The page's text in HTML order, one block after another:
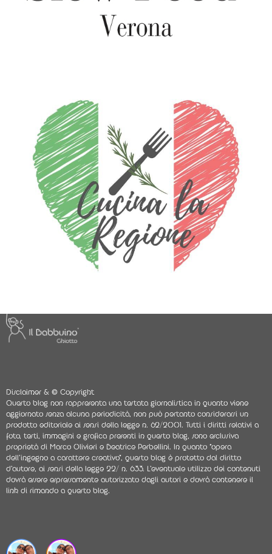
Disclaimer & © Copyright
Questo blog non rappresenta una testata giornalistica in quanto viene
aggiornato senza alcuna periodicità, non può pertanto considerarsi un
prodotto editoriale ai sensi della legge n. 62/2001. Tutti i diritti relativi a
foto, testi, immagini e grafica presenti in questo blog, sono esclusiva
proprietà di Marco Olivieri e Beatrice Perbellini. In quanto “opera
dell’ingegno a carattere creativo”, questo blog è protetto dal diritto
d’autore, ai sensi della legge 22/ n. 633. L’eventuale utilizzo dei contenuti
dovrà essere espressamente autorizzato dagli autori e dovrà contenere il
link di rimando a questo blog.